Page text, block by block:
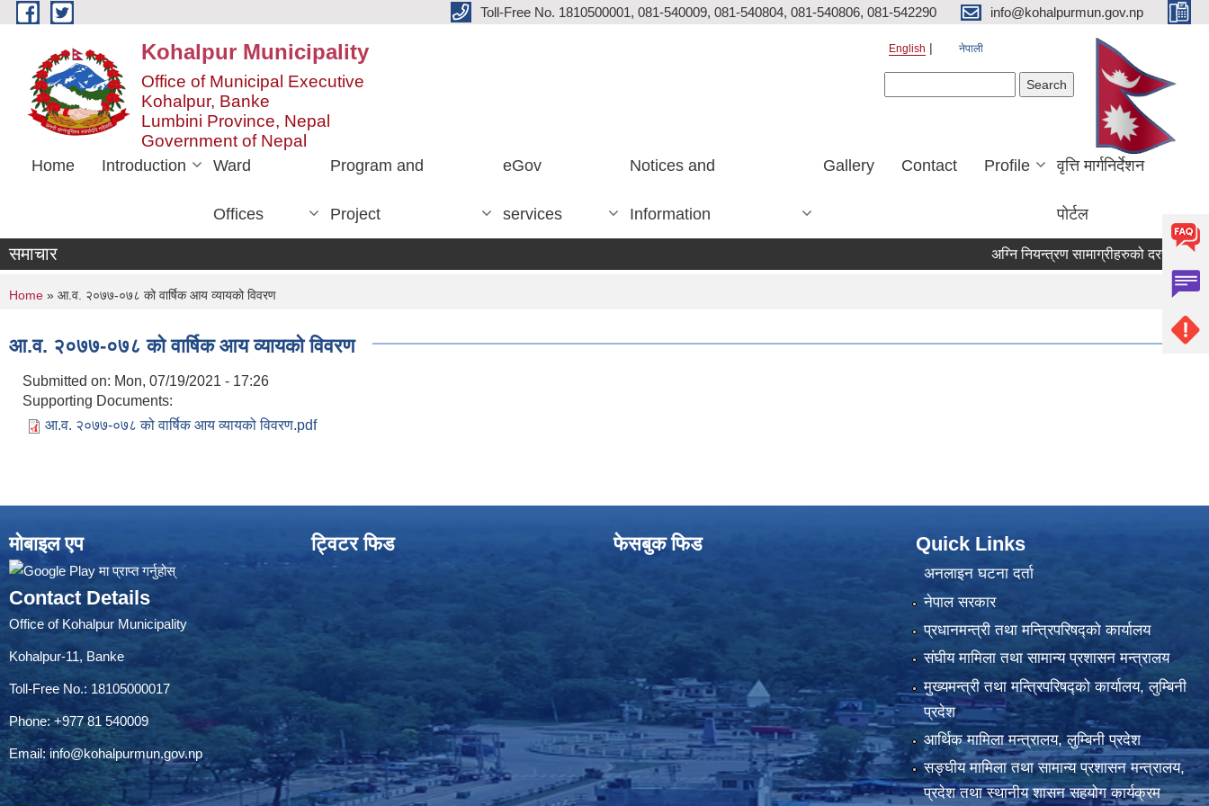
Skip to main content Toll-Free No. 1810500001, 081-540009, 081-540804, 081-540806, 081-542290 info@kohalpurmun.gov.np
Kohalpur Municipality
Office of Municipal Executive
Kohalpur, Banke
Lumbini Province, Nepal
Government of Nepal
English नेपाली
Home Introduction Ward
Offices
Program and
Project
eGov
services
Notices and
Information
Gallery Contact Profile वृत्ति मार्गनिर्देशन
पोर्टल
समाचार
You are here
Home » आ.व. २०७७-०७८ को वार्षिक आय व्यायको विवरण
आ.व. २०७७-०७८ को वार्षिक आय व्यायको विवरण
Submitted on: Mon, 07/19/2021 - 17:26
Supporting Documents:
आ.व. २०७७-०७८ को वार्षिक आय व्यायको विवरण.pdf
मोबाइल एप
Contact Details
Office of Kohalpur Municipality
Kohalpur-11, Banke
Toll-Free No.: 18105000017
Phone: +977 81 540009
Email: info@kohalpurmun.gov.np
ट्विटर फिड फेसबुक फिड Quick Links
अनलाइन घटना दर्ता
नेपाल सरकार
प्रधानमन्त्री तथा मन्त्रिपरिषद्को कार्यालय
संघीय मामिला तथा सामान्य प्रशासन मन्त्रालय
मुख्यमन्त्री तथा मन्त्रिपरिषद्को कार्यालय, लुम्बिनी
प्रदेश
आर्थिक मामिला मन्त्रालय, लुम्बिनी प्रदेश
सङ्घीय मामिला तथा सामान्य प्रशासन मन्त्रालय,
प्रदेश तथा स्थानीय शासन सहयोग कार्यक्रम